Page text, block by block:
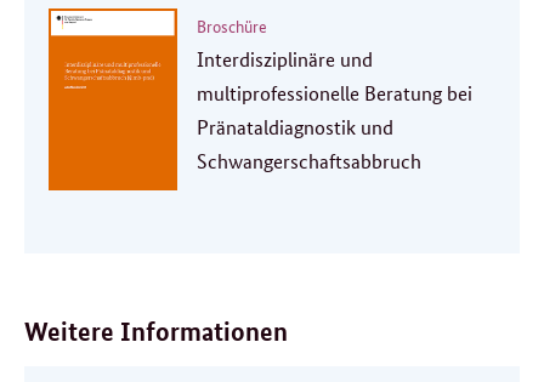
Broschüre
Interdisziplinäre und
multiprofessionelle Beratung bei
Pränataldiagnostik und
Schwangerschaftsabbruch
Weitere Informationen